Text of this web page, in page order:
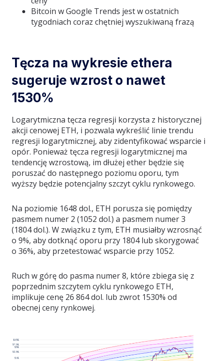
Bitcoin w Google Trends jest w ostatnich
tygodniach coraz chętniej wyszukiwaną frazą
Tęcza na wykresie ethera
sugeruje wzrost o nawet
1530%
Logarytmiczna tęcza regresji korzysta z historycznej
akcji cenowej ETH, i pozwala wykreślić linie trendu
regresji logarytmicznej, aby zidentyfikować wsparcie i
opór. Ponieważ tęcza regresji logarytmicznej ma
tendencję wzrostową, im dłużej ether będzie się
poruszać do następnego poziomu oporu, tym
wyższy będzie potencjalny szczyt cyklu rynkowego.
Na poziomie 1648 dol., ETH porusza się pomiędzy
pasmem numer 2 (1052 dol.) a pasmem numer 3
(1804 dol.). W związku z tym, ETH musiałby wzrosnąć
o 9%, aby dotknąć oporu przy 1804 lub skorygować
o 36%, aby przetestować wsparcie przy 1052.
Ruch w górę do pasma numer 8, które zbiega się z
poprzednim szczytem cyklu rynkowego ETH,
implikuje cenę 26 864 dol. lub zwrot 1530% od
obecnej ceny rynkowej.